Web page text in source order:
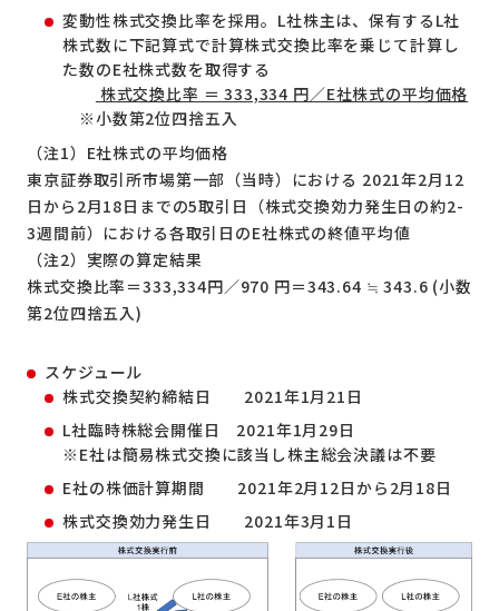
変動性株式交換比率を採用。L社株主は、保有するL社
株式数に下記算式で計算株式交換比率を乗じて計算し
た数のE社株式数を取得する
株式交換比率 ＝ 333,334 円／E社株式の平均価格
※小数第2位四捨五入
（注1）E社株式の平均価格
東京証券取引所市場第一部（当時）における 2021年2月12
日から2月18日までの5取引日（株式交換効力発生日の約2-
3週間前）における各取引日のE社株式の終値平均値
（注2）実際の算定結果
株式交換比率＝333,334円／970 円＝343.64 ≒ 343.6 (小数
第2位四捨五入)
スケジュール
株式交換契約締結日 2021年1月21日
L社臨時株総会開催日 2021年1月29日
※E社は簡易株式交換に該当し株主総会決議は不要
E社の株価計算期間 2021年2月12日から2月18日
株式交換効力発生日 2021年3月1日